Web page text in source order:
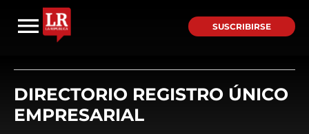
SUSCRIBIRSE
DIRECTORIO REGISTRO ÚNICO
EMPRESARIAL